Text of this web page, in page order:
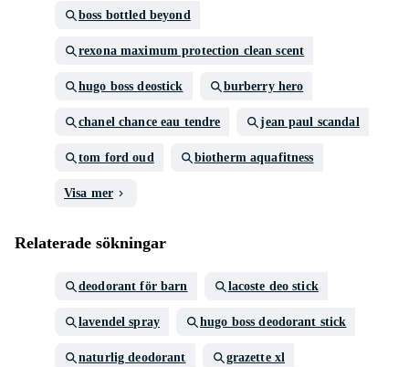
boss bottled beyond
rexona maximum protection clean scent
hugo boss deostick burberry hero
chanel chance eau tendre jean paul scandal
tom ford oud biotherm aquafitness
Visa mer
Relaterade sökningar
deodorant för barn lacoste deo stick
lavendel spray hugo boss deodorant stick
naturlig deodorant grazette xl